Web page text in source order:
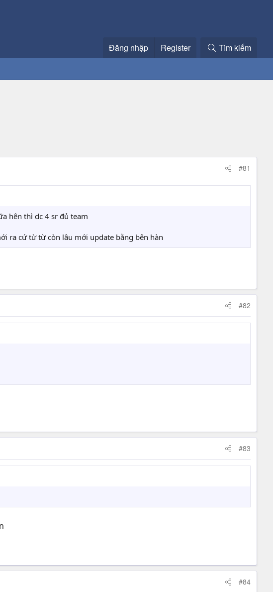
Đăng nhập Register Tìm kiếm
#81
hên thì dc 4 sr đủ team
ra cứ từ từ còn lâu mới update bằng bên hàn
#82
#83
#84